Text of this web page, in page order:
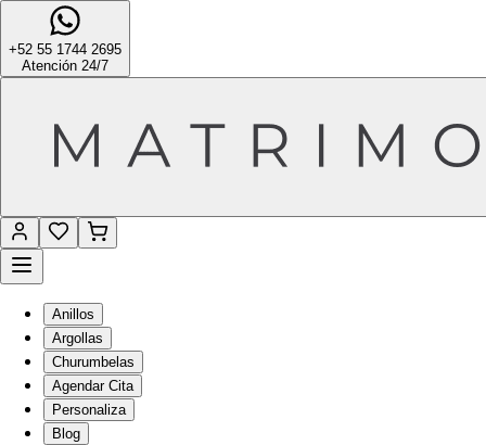
+52 55 1744 2695
Atención 24/7
Anillos
Argollas
Churumbelas
Agendar Cita
Personaliza
Blog